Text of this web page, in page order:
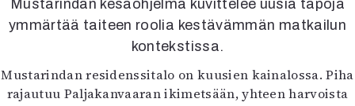
Paperilehdestä
Oulu2026
Näyttelyt
Musiikki
Levyt
Mustarindan kesäohjelma kuvittelee uusia tapoja
ymmärtää taiteen roolia kestävämmän matkailun
kontekstissa.
Mustarindan residenssitalo on kuusien kainalossa. Piha
rajautuu Paljakanvaaran ikimetsään, yhteen harvoista